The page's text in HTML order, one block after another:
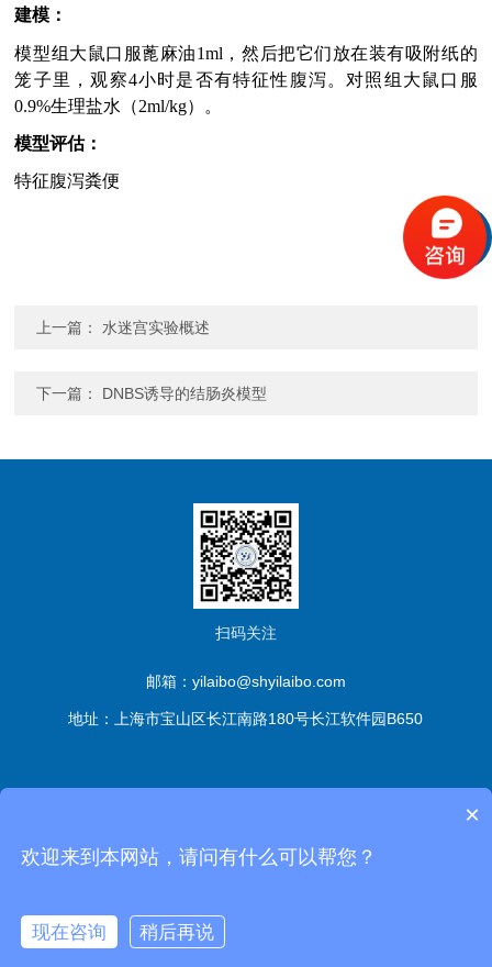
建模：
模型组大鼠口服蓖麻油1ml ，然后把它们放在装有吸附纸的
笼子里，观察4小时是否有特征性腹泻。对照组大鼠口服
0.9%生理盐水（2ml/kg）。
模型评估：
特征腹泻粪便
上一篇： 水迷宫实验概述
下一篇： DNBS诱导的结肠炎模型
扫码关注
邮箱：yilaibo@shyilaibo.com
地址：上海市宝山区长江南路180号长江软件园B650
沪公网安备 31011302006672号
×
欢迎来到本网站，请问有什么可以帮您？
现在咨询 稍后再说